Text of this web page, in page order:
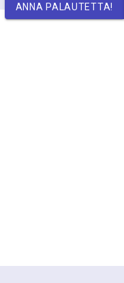
ANNA PALAUTETTA!